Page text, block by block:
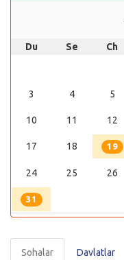
Du Se Ch
3 4 5
10 11 12
17 18 19
24 25 26
31
Sohalar Davlatlar